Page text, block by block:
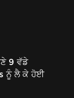
9 ਵੱਡੇ
ਨੂੰ ਲੈ ਕੇ ਹੋਈ